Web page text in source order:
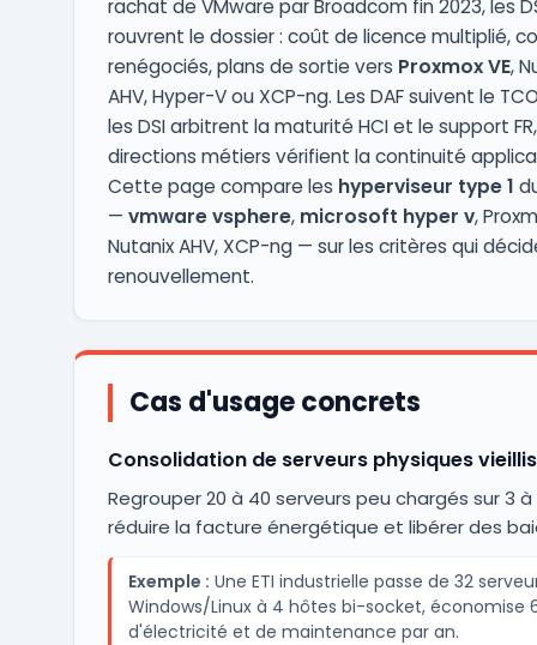
rachat de VMware par Broadcom fin 2023, les
rouvrent le dossier : coût de licence multiplié,
renégociés, plans de sortie vers Proxmox VE,
AHV, Hyper-V ou XCP-ng. Les DAF suivent le
les DSI arbitrent la maturité HCI et le support
directions métiers vérifient la continuité
Cette page compare les hyperviseur type 1
— vmware vsphere, microsoft hyper v,
Nutanix AHV, XCP-ng — sur les critères qui
renouvellement.
Cas d'usage concrets
Consolidation de serveurs physiques
Regrouper 20 à 40 serveurs peu chargés sur 3
réduire la facture énergétique et libérer des
Exemple : Une ETI industrielle passe de 32
Windows/Linux à 4 hôtes bi-socket, économise
d'électricité et de maintenance par an.